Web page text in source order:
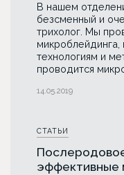
В нашем
безсменный и
трихолог. Мы
технологиям и
проводится
14.05.2019
СТАТЬИ
эффективные